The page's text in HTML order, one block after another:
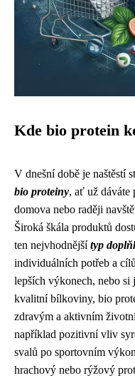
Kde bio protein
V dnešní době je naštěstí
bio proteiny, ať už dáváte
domova nebo raději
Široká škála produktů
ten nejvhodnějšítyp
individuálních potřeb a
lepších výkonech, nebo si
kvalitní bílkoviny, bio
zdravým a aktivním
například pozitivní vliv
svalů po sportovním
hrachový nebo rýžový